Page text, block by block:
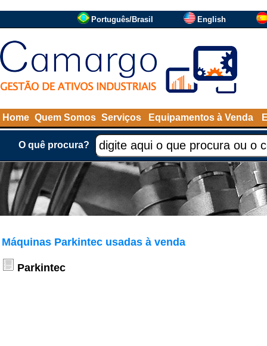
Português/Brasil English
Home Quem Somos Serviços Equipamentos à Venda
O quê procura?
Máquinas Parkintec usadas à venda
Parkintec